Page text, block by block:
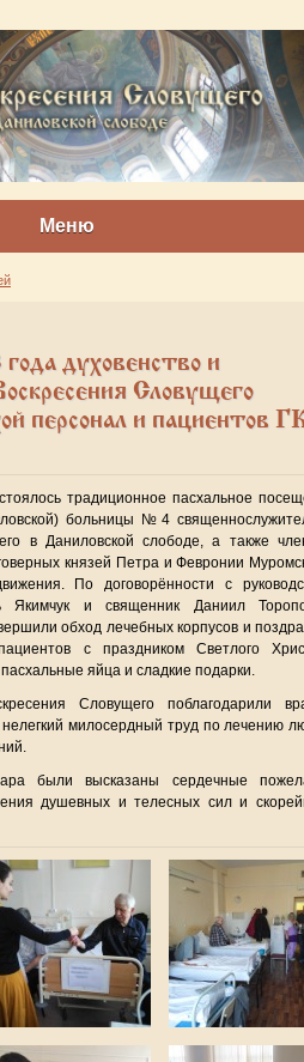
Меню
Словущего
персонал и пациентов
традиционное пасхальное
больницы №4
в Даниловской слободе, а также
князей Петра и Февронии
По договорённости с
Якимчук и священник Даниил
обход лечебных корпусов и
с праздником Светлого
яйца и сладкие подарки.
Словущего поблагодарили
нелегкий милосердный труд по лечению
были высказаны сердечные
душевных и телесных сил и